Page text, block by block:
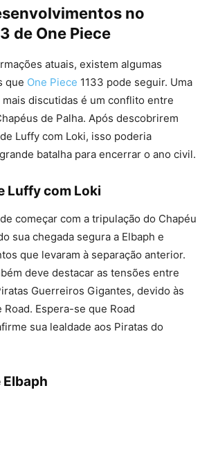
no
de One Piece
atuais, existem algumas
que One Piece 1133 pode seguir. Uma
discutidas é um conflito entre
de Palha. Após descobrirem
Luffy com Loki, isso poderia
batalha para encerrar o ano civil.
Luffy com Loki
começar com a tripulação do Chapéu
sua chegada segura a Elbaph e
que levaram à separação anterior.
deve destacar as tensões entre
Guerreiros Gigantes, devido às
Road. Espera-se que Road
sua lealdade aos Piratas do